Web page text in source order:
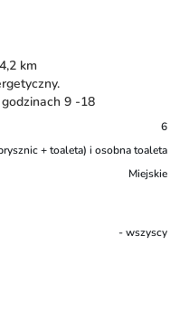
km
9 -18
6
+ toaleta) i osobna toaleta
Miejskie
- wszyscy